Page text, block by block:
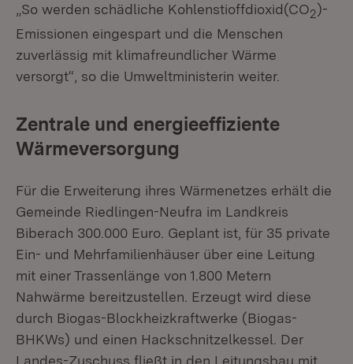
„So werden schädliche Kohlenstioffdioxid(CO2)-
Emissionen eingespart und die Menschen
zuverlässig mit klimafreundlicher Wärme
versorgt“, so die Umweltministerin weiter.
Zentrale und energieeffiziente
Wärmeversorgung
Für die Erweiterung ihres Wärmenetzes erhält die
Gemeinde Riedlingen-Neufra im Landkreis
Biberach 300.000 Euro. Geplant ist, für 35 private
Ein- und Mehrfamilienhäuser über eine Leitung
mit einer Trassenlänge von 1.800 Metern
Nahwärme bereitzustellen. Erzeugt wird diese
durch Biogas-Blockheizkraftwerke (Biogas-
BHKWs) und einen Hackschnitzelkessel. Der
Landes-Zuschuss fließt in den Leitungsbau mit